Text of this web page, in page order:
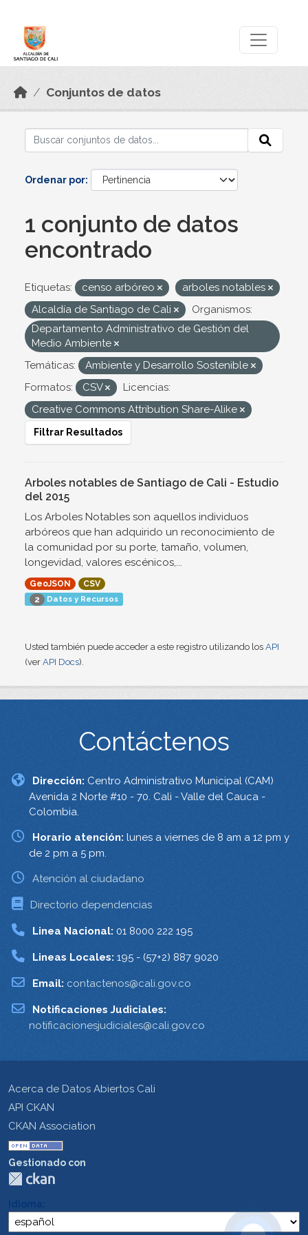
Conjuntos de datos
Ordenar por
1 conjunto de datos
encontrado
Etiquetas: censo arbóreo
arboles notables
Alcaldía de Santiago de Cali
Organismos:
Departamento Administrativo de Gestión del
Medio Ambiente
Temáticas:
Ambiente y Desarrollo Sostenible
Formatos:
CSV
Licencias:
Creative Commons Attribution Share-Alike
Filtrar Resultados
Arboles notables de Santiago de Cali - Estudio
del 2015
Los Arboles Notables son aquellos individuos
arbóreos que han adquirido un reconocimiento de
la comunidad por su porte, tamaño, volumen,
longevidad, valores escénicos,...
GeoJSON
CSV
2 Datos y Recursos
Usted también puede acceder a este registro utilizando los API
(ver API Docs).
Contáctenos
Dirección: Centro Administrativo Municipal (CAM)
Avenida 2 Norte #10 - 70. Cali - Valle del Cauca -
Colombia.
Horario atención: lunes a viernes de 8 am a 12 pm y
de 2 pm a 5 pm.
Atención al ciudadano
Directorio dependencias
Linea Nacional: 01 8000 222 195
Lineas Locales: 195 - (57+2) 887 9020
Email: contactenos@cali.gov.co
Notificaciones Judiciales:
notificacionesjudiciales@cali.gov.co
Acerca de Datos Abiertos Cali
API CKAN
CKAN Association
Gestionado con